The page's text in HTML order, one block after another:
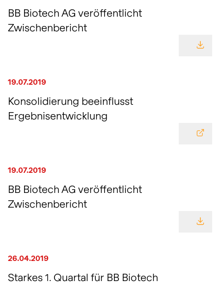
BB Biotech AG veröffentlicht
Zwischenbericht
19.07.2019
Konsolidierung beeinflusst
Ergebnisentwicklung
19.07.2019
BB Biotech AG veröffentlicht
Zwischenbericht
26.04.2019
Starkes 1. Quartal für BB Biotech